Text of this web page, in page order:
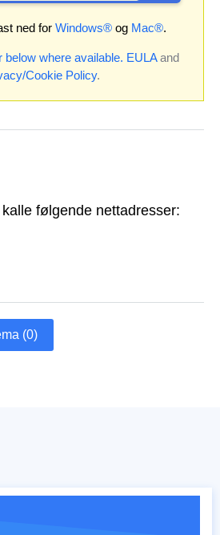
ned for Windows® og Mac®.
below where available. EULAand
Cookie Policy.
følgende nettadresser:
(0)